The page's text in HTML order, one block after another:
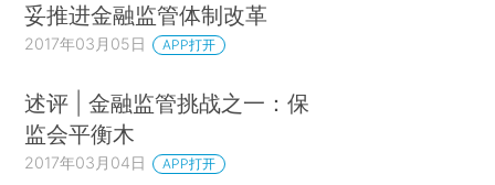
妥推进金融监管体制改革
2017年03月05日 APP打开
述评 | 金融监管挑战之一：保
监会平衡木
2017年03月04日 APP打开